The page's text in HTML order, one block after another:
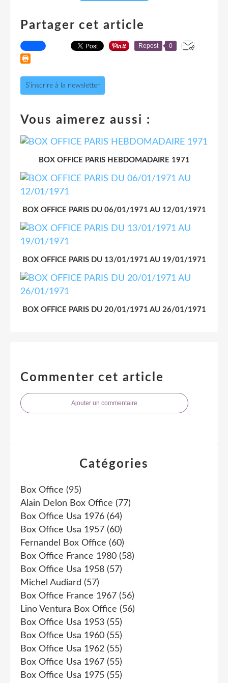
Partager cet article
Repost 0
S'inscrire à la newsletter
Vous aimerez aussi :
BOX OFFICE PARIS HEBDOMADAIRE 1971
BOX OFFICE PARIS DU 06/01/1971 AU 12/01/1971
BOX OFFICE PARIS DU 13/01/1971 AU 19/01/1971
BOX OFFICE PARIS DU 20/01/1971 AU 26/01/1971
Commenter cet article
Ajouter un commentaire
Catégories
Box Office (95)
Alain Delon Box Office (77)
Box Office Usa 1976 (64)
Box Office Usa 1957 (60)
Fernandel Box Office (60)
Box Office France 1980 (58)
Box Office Usa 1958 (57)
Michel Audiard (57)
Box Office France 1967 (56)
Lino Ventura Box Office (56)
Box Office Usa 1953 (55)
Box Office Usa 1960 (55)
Box Office Usa 1962 (55)
Box Office Usa 1967 (55)
Box Office Usa 1975 (55)